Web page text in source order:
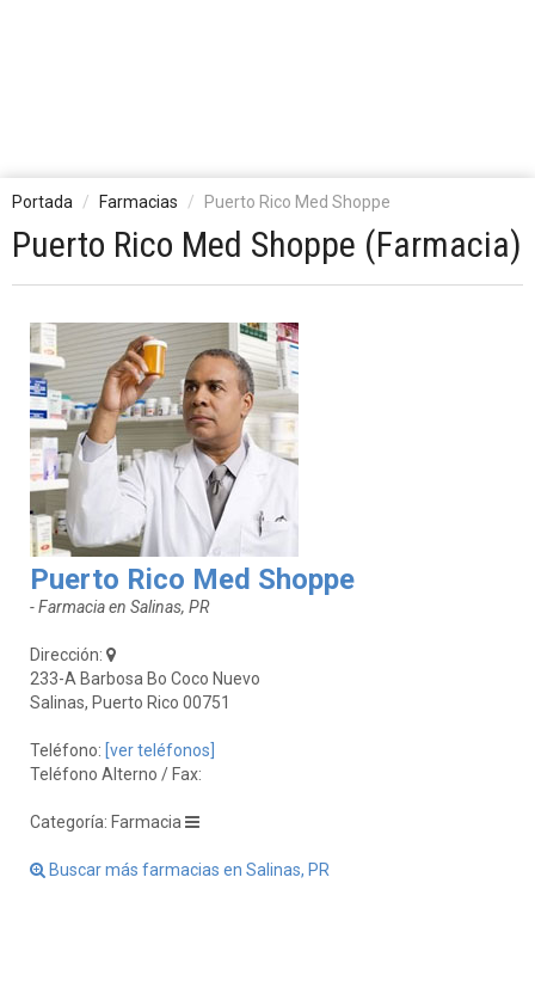
Portada Farmacias Puerto Rico Med Shoppe
Puerto Rico Med Shoppe (Farmacia)
Puerto Rico Med Shoppe
- Farmacia en Salinas, PR
Dirección:
233-A Barbosa Bo Coco Nuevo
Salinas, Puerto Rico 00751
Teléfono: [ver teléfonos]
Teléfono Alterno / Fax:
Categoría: Farmacia
Buscar más farmacias en Salinas, PR